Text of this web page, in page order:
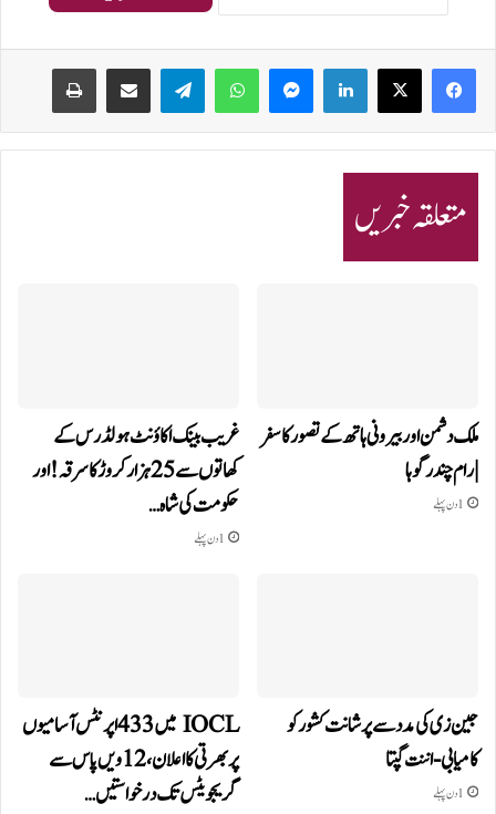
LinkedIn
WhatsApp
Telegram
متعلقہ خبریں
ملک دشمن اور بیرونی ہاتھ کے تصور کا سفر
| رام چندر گوہا
1 دن پہلے
غریب بینک اکاؤنٹ ہولڈرس کے
کھاتوں سے 25 ہزار کروڑ کا سرقہ!اور
حکومت کی شاہ…
1 دن پہلے
جین زی کی مدد سے پرشانت کشور کو
کامیابی-اننت گپتا
1 دن پہلے
IOCL میں 433 اپرنٹس آسامیوں
پر بھرتی کا اعلان، 12ویں پاس سے
گریجویٹس تک درخواستیں…